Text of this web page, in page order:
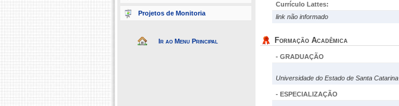
Projetos de Monitoria
Ir ao Menu Principal
Currículo Lattes:
link não informado
Formação Acadêmica
- GRADUAÇÃO
Universidade do Estado de Santa Catarina
- ESPECIALIZAÇÃO